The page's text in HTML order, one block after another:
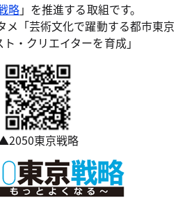
略」を推進する取組です。
「芸術文化で躍動する都市東京
・クリエイターを育成」
東京戦略